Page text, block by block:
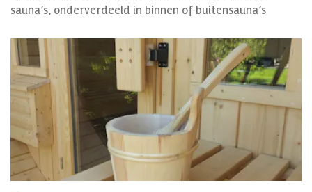
sauna’s, onderverdeeld in binnen of buitensauna’s